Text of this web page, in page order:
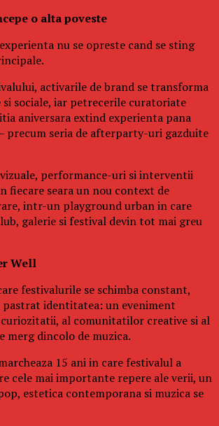
o alta poveste
nu se opreste cand se sting
activarile de brand se transforma
sociale, iar petrecerile curatoriate
aniversara extind experienta pana
precum seria de afterparty-uri gazduite
performance-uri si interventii
fiecare seara un nou context de
intr-un playground urban in care
galerie si festival devin tot mai greu
Well
festivalurile se schimba constant,
pastrat identitatea: un eveniment
al comunitatilor creative si al
merg dincolo de muzica.
15 ani in care festivalul a
cele mai importante repere ale verii, un
estetica contemporana si muzica se